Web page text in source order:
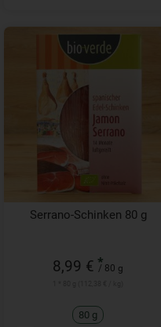
Serrano-Schinken 80 g
8,99 € *
/ 80 g
80 g